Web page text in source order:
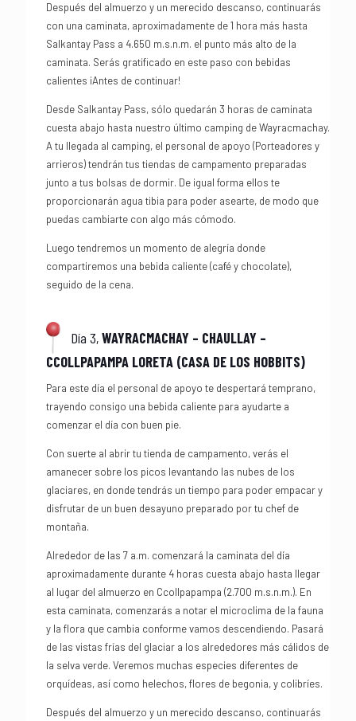
Después del almuerzo y un merecido descanso, continuarás
con una caminata, aproximadamente de 1 hora más hasta
Salkantay Pass a 4.650 m.s.n.m. el punto más alto de la
caminata. Serás gratificado en este paso con bebidas
calientes ¡Antes de continuar!
Desde Salkantay Pass, sólo quedarán 3 horas de caminata
cuesta abajo hasta nuestro último camping de Wayracmachay.
A tu llegada al camping, el personal de apoyo (Porteadores y
arrieros) tendrán tus tiendas de campamento preparadas
junto a tus bolsas de dormir. De igual forma ellos te
proporcionarán agua tibia para poder asearte, de modo que
puedas cambiarte con algo más cómodo.
Luego tendremos un momento de alegría donde
compartiremos una bebida caliente (café y chocolate),
seguido de la cena.
Día 3,WAYRACMACHAY – CHAULLAY –
CCOLLPAPAMPA LORETA (CASA DE LOS HOBBITS)
Para este día el personal de apoyo te despertará temprano,
trayendo consigo una bebida caliente para ayudarte a
comenzar el día con buen pie.
Con suerte al abrir tu tienda de campamento, verás el
amanecer sobre los picos levantando las nubes de los
glaciares, en donde tendrás un tiempo para poder empacar y
disfrutar de un buen desayuno preparado por tu chef de
montaña.
Alrededor de las 7 a.m. comenzará la caminata del día
aproximadamente durante 4 horas cuesta abajo hasta llegar
al lugar del almuerzo en Ccollpapampa (2.700 m.s.n.m.). En
esta caminata, comenzarás a notar el microclima de la fauna
y la flora que cambia conforme vamos descendiendo. Pasará
de las vistas frías del glaciar a los alrededores más cálidos de
la selva verde. Veremos muchas especies diferentes de
orquídeas, así como helechos, flores de begonia, y colibríes.
Después del almuerzo y un merecido descanso, continuarás